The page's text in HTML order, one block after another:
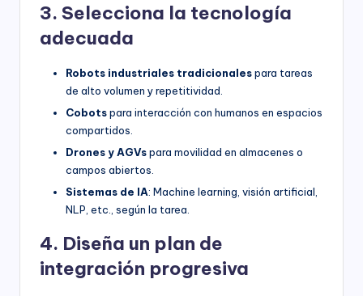
3. Selecciona la tecnología
adecuada
Robots industriales tradicionalespara tareas
de alto volumen y repetitividad.
Cobotspara interacción con humanos en espacios
compartidos.
Drones y AGVspara movilidad en almacenes o
campos abiertos.
Sistemas de IA: Machine learning, visión artificial,
NLP, etc., según la tarea.
4. Diseña un plan de
integración progresiva